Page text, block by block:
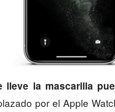
lleve la mascarilla
por el Apple